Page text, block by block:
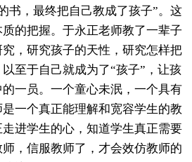
书，最终把自己教成了孩子”。这
的把握。于永正老师教了一辈子
，研究孩子的天性，研究怎样把
至于自己就成为了“孩子”，让孩
一员。一个童心未泯，一个具有
一个真正能理解和宽容学生的教
进学生的心，知道学生真正需要
，信服教师了，才会效仿教师的